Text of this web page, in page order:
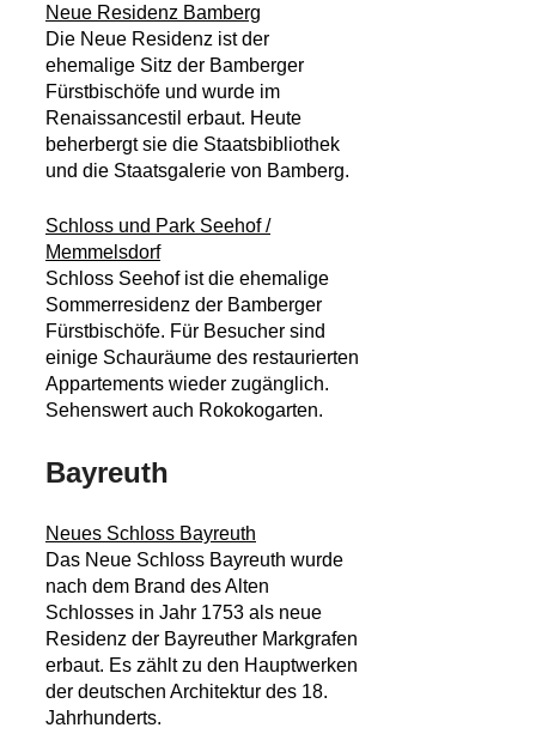
Neue Residenz Bamberg
Die Neue Residenz ist der
ehemalige Sitz der Bamberger
Fürstbischöfe und wurde im
Renaissancestil erbaut. Heute
beherbergt sie die Staatsbibliothek
und die Staatsgalerie von Bamberg.
Schloss und Park Seehof /
Memmelsdorf
Schloss Seehof ist die ehemalige
Sommerresidenz der Bamberger
Fürstbischöfe. Für Besucher sind
einige Schauräume des restaurierten
Appartements wieder zugänglich.
Sehenswert auch Rokokogarten.
Bayreuth
Neues Schloss Bayreuth
Das Neue Schloss Bayreuth wurde
nach dem Brand des Alten
Schlosses in Jahr 1753 als neue
Residenz der Bayreuther Markgrafen
erbaut. Es zählt zu den Hauptwerken
der deutschen Architektur des 18.
Jahrhunderts.